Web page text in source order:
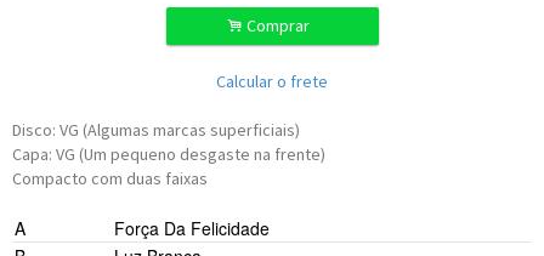
. Comprar
Calcular o frete
Disco: VG (Algumas marcas superficiais)
Capa: VG (Um pequeno desgaste na frente)
Compacto com duas faixas
A Força Da Felicidade
Felipe Vagner
Acê